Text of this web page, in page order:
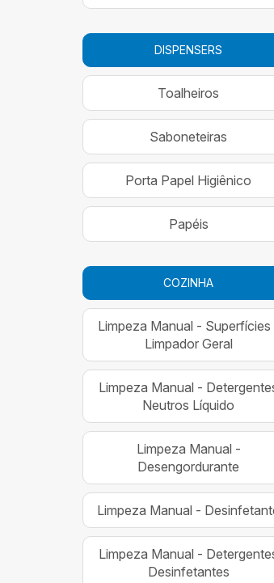
DISPENSERS
Toalheiros
Saboneteiras
Porta Papel Higiênico
Papéis
COZINHA
Limpeza Manual - Superfícies
Limpador Geral
Limpeza Manual -
Neutros Líquido
Limpeza Manual -
Desengordurante
Limpeza Manual -
Limpeza Manual -
Desinfetantes